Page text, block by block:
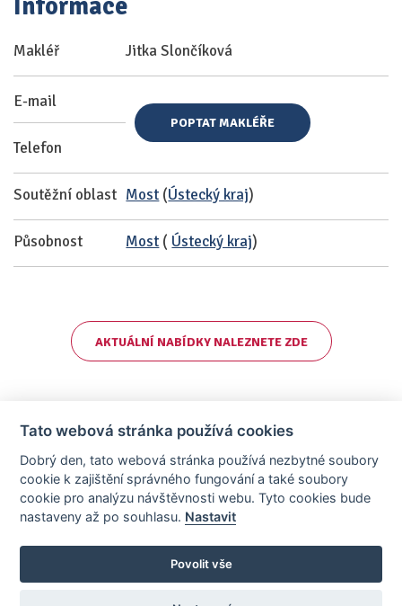
Informace
Makléř Jitka Slončíková
E-mail
Telefon
POPTAT MAKLÉŘE
Soutěžní oblast Most (Ústecký kraj)
Působnost Most ( Ústecký kraj)
AKTUÁLNÍ NABÍDKY NALEZNETE ZDE
Stránky vytvořeny v iD-SIGN
Provozovatelem tohoto serveru je společnost AllCzech Promotion, s.r.o.,
Tato webová stránka používá cookies
Dobrý den, tato webová stránka používá nezbytné soubory
cookie k zajištění správného fungování a také soubory
cookie pro analýzu návštěvnosti webu. Tyto cookies bude
nastaveny až po souhlasu. Nastavit
Povolit vše